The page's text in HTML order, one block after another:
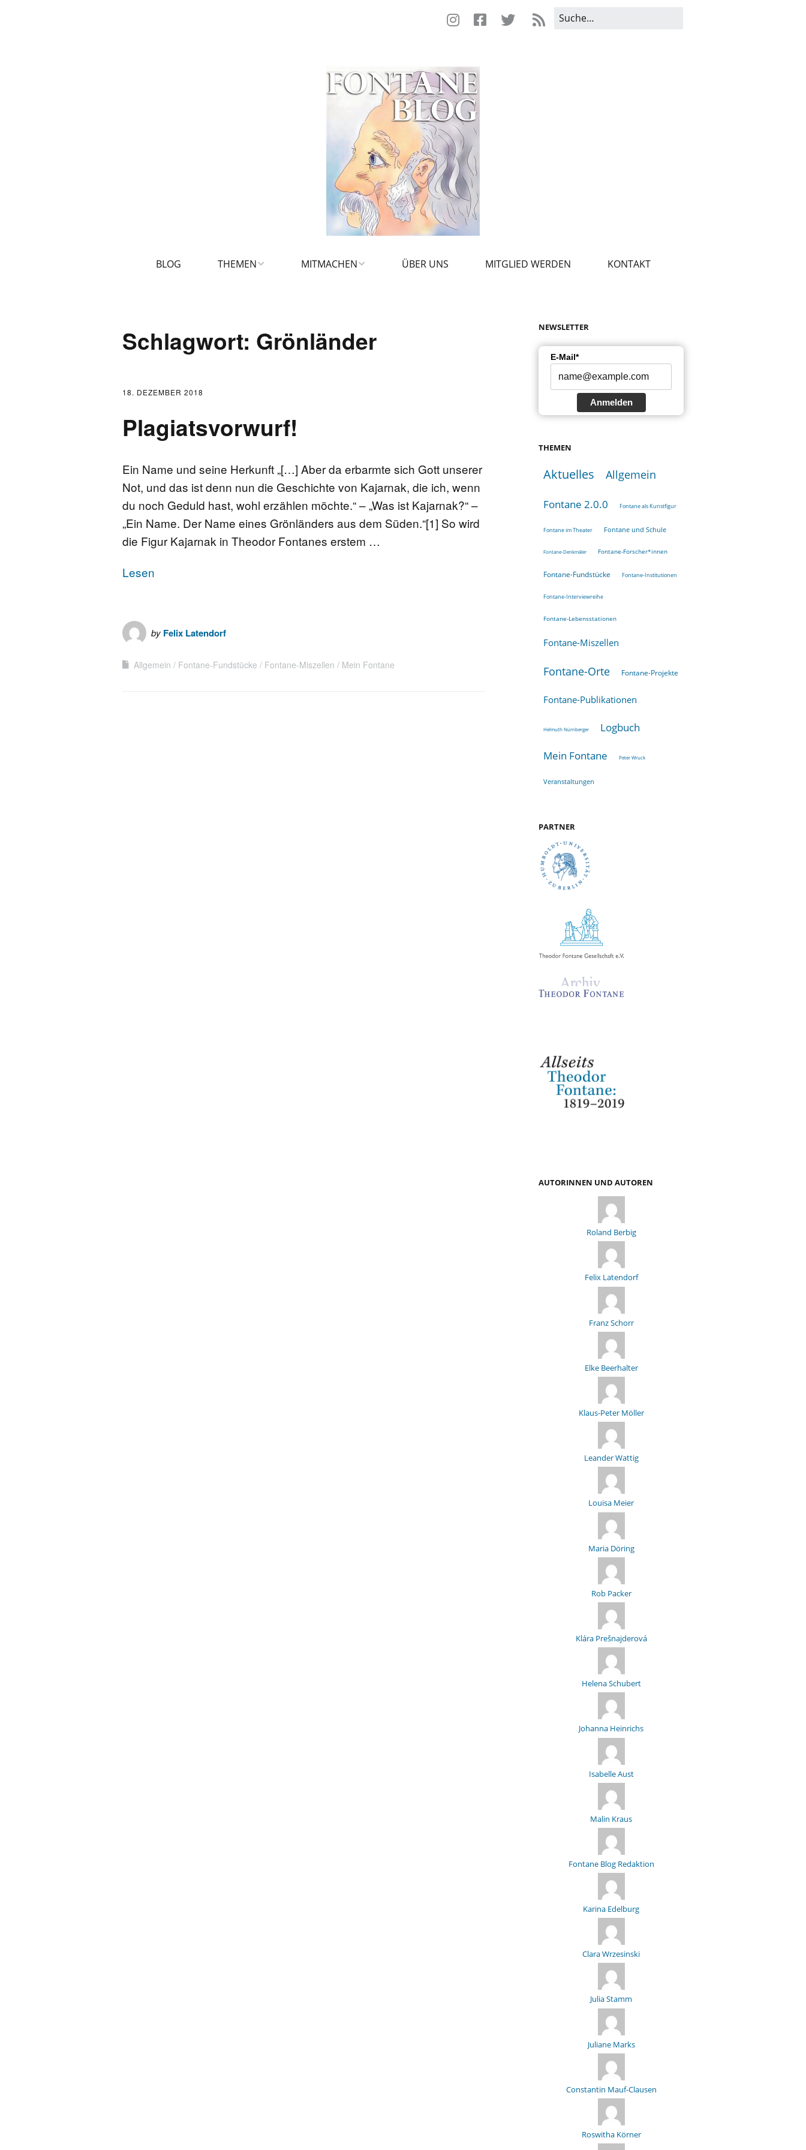
BLOG THEMEN
FONTANE UND SCHULE
FONTANE-
FORSCHER*INNEN
FONTANE-INSTITUTIONEN
FONTANE-PROJEKTE
MITMACHEN ÜBER UNS MITGLIED WERDEN KONTAKT
Schlagwort: Grönländer
18. DEZEMBER 2018
Plagiatsvorwurf!
Ein Name und seine Herkunft „[…] Aber da erbarmte sich Gott unserer
Not, und das ist denn nun die Geschichte von Kajarnak, die ich, wenn
du noch Geduld hast, wohl erzählen möchte.“ – „Was ist Kajarnak?“ –
„Ein Name. Der Name eines Grönländers aus dem Süden.“[1] So wird
die Figur Kajarnak in Theodor Fontanes erstem …
Lesen
by Felix Latendorf
Allgemein Fontane-Fundstücke Fontane-Miszellen Mein Fontane
NEWSLETTER
E-Mail*
Anmelden
THEMEN
Aktuelles Allgemein
Fontane 2.0.0 Fontane als Kunstfigur
Fontane im Theater Fontane und Schule
Fontane-Denkmäler Fontane-Forscher*innen
Fontane-Fundstücke Fontane-Institutionen
Fontane-Interviewreihe
Fontane-Lebensstationen
Fontane-Miszellen
Fontane-Orte Fontane-Projekte
Fontane-Publikationen
Helmuth Nürnberger Logbuch
Mein Fontane Peter Wruck
Veranstaltungen
PARTNER
AUTORINNEN UND AUTOREN
Roland Berbig
Felix Latendorf
Franz Schorr
Elke Beerhalter
Klaus-Peter Möller
Leander Wattig
Louisa Meier
Maria Döring
Rob Packer
Klára Prešnajderová
Helena Schubert
Johanna Heinrichs
Isabelle Aust
Malin Kraus
Fontane Blog Redaktion
Karina Edelburg
Clara Wrzesinski
Julia Stamm
Juliane Marks
Constantin Mauf-Clausen
Roswitha Körner